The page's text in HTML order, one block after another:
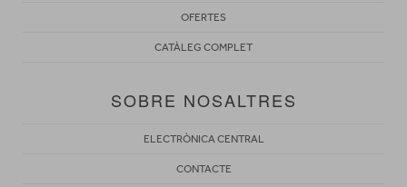
OFERTES
CATÀLEG COMPLET
SOBRE NOSALTRES
ELECTRÒNICA CENTRAL
CONTACTE